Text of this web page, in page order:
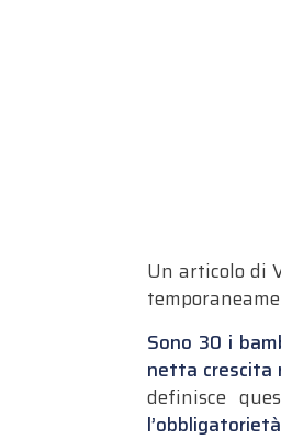
Un articolo di
Sono 30 i
netta crescita
definisce